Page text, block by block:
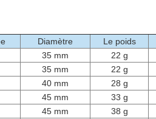
Diamètre Le poids
35 mm 22 g
35 mm 22 g
40 mm 28 g
45 mm 33 g
45 mm 38 g